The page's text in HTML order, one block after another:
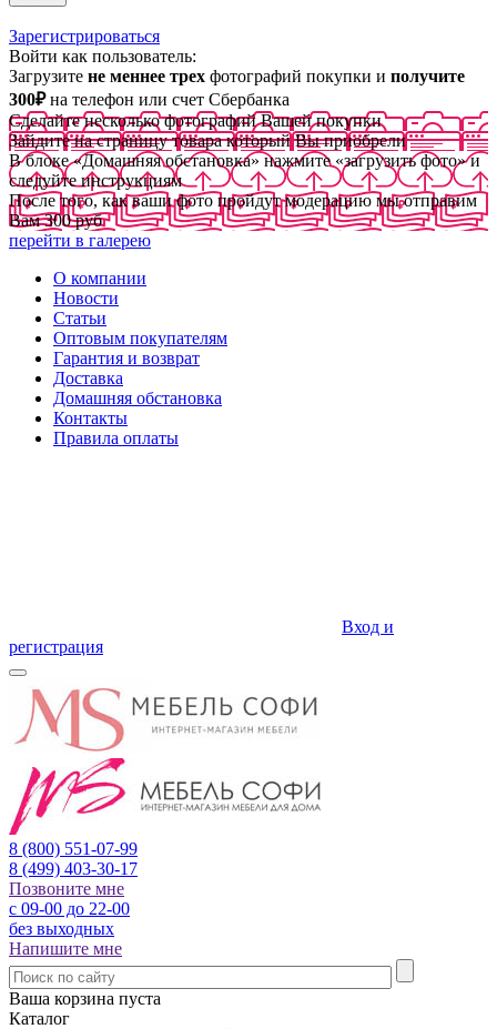
Зарегистрироваться
Войти как пользователь:
Загрузите не меннее трех фотографий покупки и получите
300₽на телефон или счет Сбербанка
Сделайте несколько фотографий Вашей покупки
Зайдите на страницу товара который Вы приобрели
В блоке «Домашняя обстановка» нажмите «загрузить фото» и
следуйте инструкциям
После того, как ваши фото пройдут модерацию мы отправим
Вам 300 руб
перейти в галерею
О компании
Новости
Статьи
Оптовым покупателям
Гарантия и возврат
Доставка
Домашняя обстановка
Контакты
Правила оплаты
Вход и
регистрация
8 (800) 551-07-99
8 (499) 403-30-17
Позвоните мне
с 09-00 до 22-00
без выходных
Напишите мне
Ваша корзина пуста
Каталог